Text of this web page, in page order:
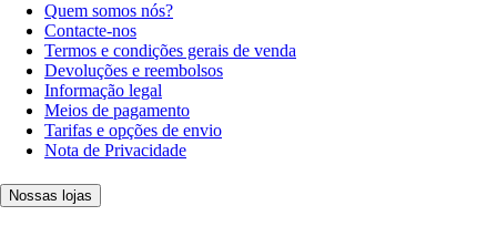
Quem somos nós?
Contacte-nos
Termos e condições gerais de venda
Devoluções e reembolsos
Informação legal
Meios de pagamento
Tarifas e opções de envio
Nota de Privacidade
Nossas lojas